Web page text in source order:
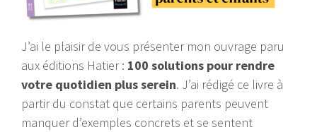
J’ai le plaisir de vous présenter mon ouvrage paru
aux éditions Hatier : 100 solutions pour rendre
votre quotidien plus serein. J’ai rédigé ce livre à
partir du constat que certains parents peuvent
manquer d’exemples concrets et se sentent